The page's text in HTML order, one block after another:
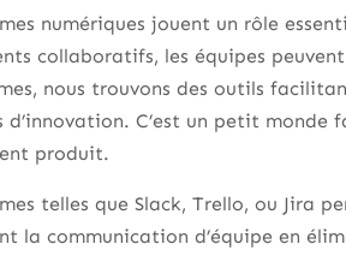
numériques jouent un rôle
collaboratifs, les équipes
nous trouvons des outils
d’innovation. C’est un petit monde
produit.
telles que Slack, Trello, ou Jira
la communication d’équipe en